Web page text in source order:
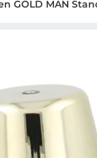
GOLD MAN